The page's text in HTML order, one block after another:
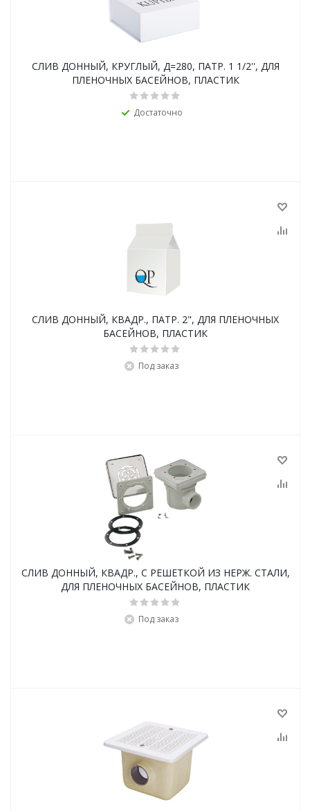
СЛИВ ДОННЫЙ, КРУГЛЫЙ, Д=280, ПАТР. 1 1/2'', ДЛЯ
ПЛЕНОЧНЫХ БАСЕЙНОВ, ПЛАСТИК
Достаточно
СЛИВ ДОННЫЙ, КВАДР., ПАТР. 2", ДЛЯ ПЛЕНОЧНЫХ
БАСЕЙНОВ, ПЛАСТИК
Под заказ
СЛИВ ДОННЫЙ, КВАДР., С РЕШЕТКОЙ ИЗ НЕРЖ. СТАЛИ,
ДЛЯ ПЛЕНОЧНЫХ БАСЕЙНОВ, ПЛАСТИК
Под заказ